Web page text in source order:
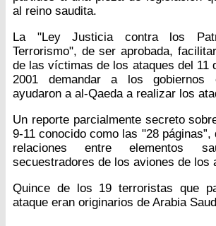
al reino saudita.
La "Ley Justicia contra los
Terrorismo", de ser aprobada,
de las víctimas de los ataques del 11
2001 demandar a los gobiernos
ayudaron a al-Qaeda a realizar los
Un reporte parcialmente secreto
9-11 conocido como las "28
relaciones entre elementos
secuestradores de los aviones de los
Quince de los 19 terroristas que
ataque eran originarios de Arabia